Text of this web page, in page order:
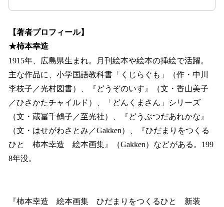
【著者プロフィール】
★柿本幸造
1915年、広島県生まれ。月刊絵本や絵本の挿絵で活躍。
主な作品に、小学国語教科書「くじらぐも」（作・中川
李枝子／光村図書）、『どうぞのいす』（文・香山美子
／ひさかたチャイルド）、「どんくまさん」シリーズ
（文・蔵冨千鶴子／至光社）、『どうぶつだあれかな』
（文・はせがわさとみ／Gakken）、『ひだまりをつくる
ひと 柿本幸造 絵本画集』（Gakken）などがある。199
8年没。
『柿本幸造 絵本画集 ひだまりをつくるひと 新装